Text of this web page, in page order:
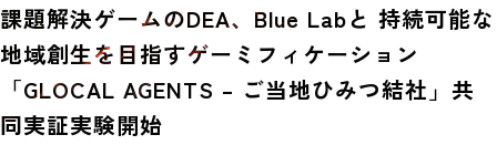
課題解決ゲームのDEA、Blue Labと 持続可能な
地域創生を目指すゲーミフィケーション
「GLOCAL AGENTS – ご当地ひみつ結社」共
同実証実験開始